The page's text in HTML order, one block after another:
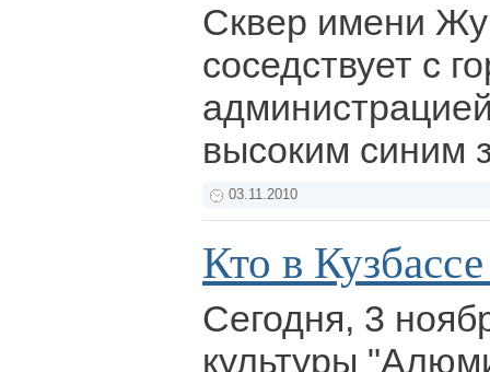
Сквер имени
соседствует с
высоким синим
03.11.2010
Кто в
Сегодня, 3
культуры